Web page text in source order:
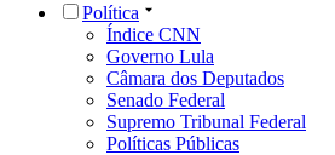
Política
Índice CNN
Governo Lula
Câmara dos Deputados
Senado Federal
Supremo Tribunal Federal
Políticas Públicas